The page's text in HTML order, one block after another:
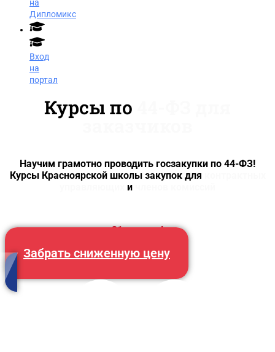
Заказать звонок
на
Дипломикс
Вход
на
портал
Курсы по
Научим грамотно проводить госзакупки по 44-ФЗ!
Курсы Красноярской школы закупок для
и
31 августа!
Забрать сниженную цену